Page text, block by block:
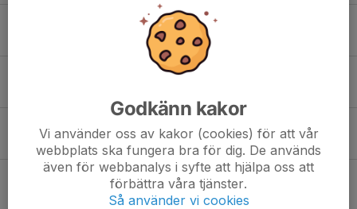
Inget barnpass på påskdagen (5/4)
Tävlingar att hålla koll på VT-26
11 jan, 14:11 0
Terminsstart 18/1
4 jan, 09:28
Godkänn kakor
Vi använder oss av kakor (cookies) för att vår
webbplats ska fungera bra för dig. De används
även för webbanalys i syfte att hjälpa oss att
förbättra våra tjänster.
Så använder vi cookies